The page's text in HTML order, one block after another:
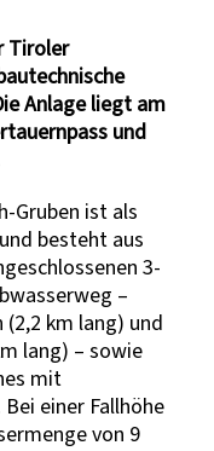
Tiroler
Anlage liegt am
und
Gruben ist als
besteht aus
3-
–
km lang) und
lang) – sowie
mit
einer Fallhöhe
von 9